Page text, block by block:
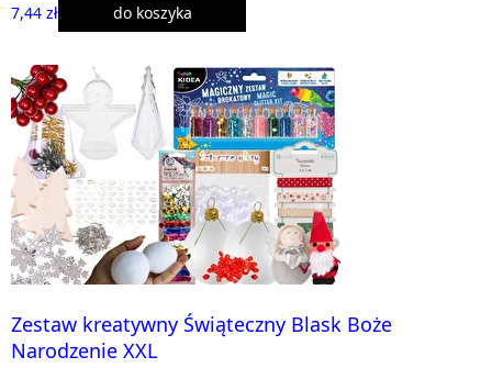
7,44 zł do koszyka
Zestaw kreatywny Świąteczny Blask Boże
Narodzenie XXL